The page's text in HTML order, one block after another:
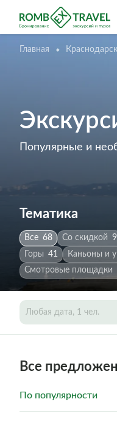
Главная
Популярные и
Тематика
Все 68 Со скидкой 9
Горы 41 Каньоны и
Смотровые площадки
Любая дата, 1 чел.
Все
По популярности